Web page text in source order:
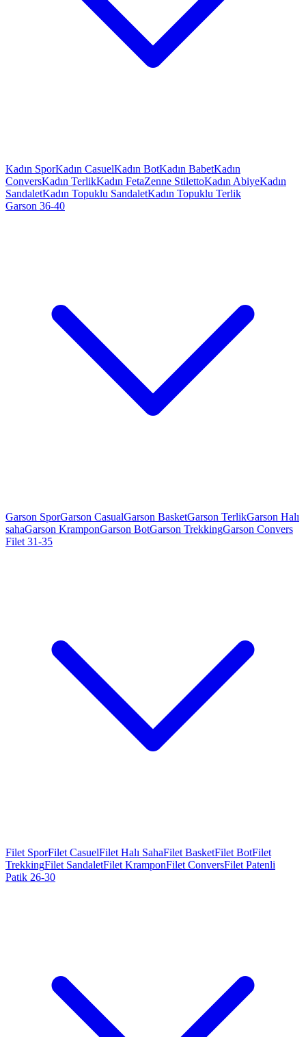
Kadın SporKadın CasuelKadın BotKadın BabetKadın
ConversKadın TerlikKadın FetaZenne StilettoKadın AbiyeKadın
SandaletKadın Topuklu SandaletKadın Topuklu Terlik
Garson 36-40
Garson SporGarson CasualGarson BasketGarson TerlikGarson Halı
sahaGarson KramponGarson BotGarson TrekkingGarson Convers
Filet 31-35
Filet SporFilet CasuelFilet Halı SahaFilet BasketFilet BotFilet
TrekkingFilet SandaletFilet KramponFilet ConversFilet Patenli
Patik 26-30